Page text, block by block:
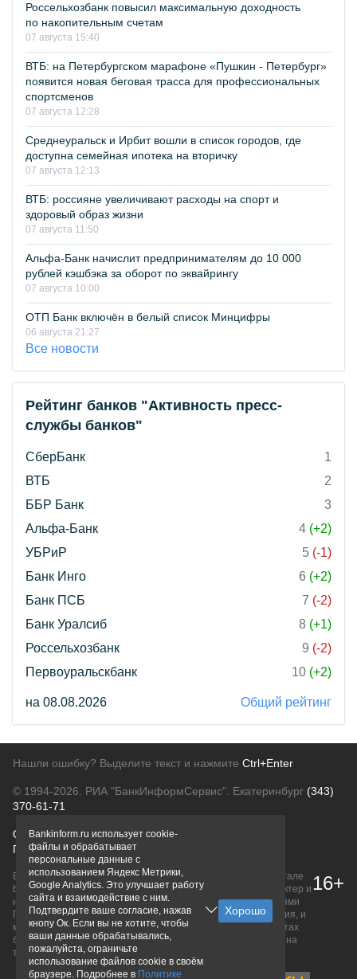
Россельхозбанк повысил максимальную доходность
по накопительным счетам
07 августа 15:40
ВТБ: на Петербургском марафоне «Пушкин - Петербург»
появится новая беговая трасса для профессиональных
спортсменов
07 августа 12:28
Среднеуральск и Ирбит вошли в список городов, где
доступна семейная ипотека на вторичку
07 августа 12:13
ВТБ: россияне увеличивают расходы на спорт и
здоровый образ жизни
07 августа 11:50
Альфа-Банк начислит предпринимателям до 10 000
рублей кэшбэка за оборот по эквайрингу
07 августа 10:00
ОТП Банк включён в белый список Минцифры
06 августа 21:27
Все новости
Рейтинг банков "Активность пресс-
службы банков"
СберБанк
1
ВТБ
2
ББР Банк
3
Альфа-Банк
4 (+2)
УБРиР
5 (-1)
Банк Инго
6 (+2)
Банк ПСБ
7 (-2)
Банк Уралсиб
8 (+1)
Россельхозбанк
9 (-2)
Первоуральскбанк
10 (+2)
на 08.08.2026 Общий рейтинг
Нашли ошибку? Выделите текст и нажмите Ctrl+Enter
© 1994-2026. РИА "БанкИнформСервис". Екатеринбург (343)
370-61-71
О проектеПолитика конфиденциальности
Правовая информацияДля рекламодателей
Вся информация о продуктах банков, размещенная на портале
bankinform.ru, носит исключительно ознакомительный характер и
не является публичной офертой, определяемой положениями
ГК РФ. Информация не содержит точного и полного описания, и
может быть изменена. Конечные условия уточняйте на сайтах
банков или при личном обращении. Исключительное право на
товарные знаки принадлежит их правообладателям.
16+
Bankinform.ru использует cookie-
файлы и обрабатывает
персональные данные с
использованием Яндекс Метрики,
Google Analytics. Это улучшает работу
сайта и взаимодействие с ним.
Подтвердите ваше согласие, нажав
кнопу Ок. Если вы не хотите, чтобы
ваши данные обрабатывались,
пожалуйста, ограничьте
использование файлов cookie в своём
браузере. Подробнее в Политике